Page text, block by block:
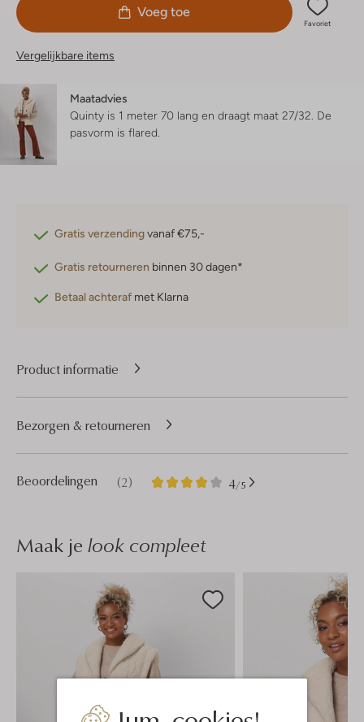
Voeg toe
Favoriet
Vergelijkbare items
Maatadvies
Quinty is 1 meter 70 lang en draagt maat 27/32. De
pasvorm is flared
Gratis verzendingvanaf €75,-
Gratis retourneren binnen 30 dagen*
Betaal achteraf met Klarna
Product informatie
Beoordelingen (2) 4/5
2
4
Bezorgen & retourneren
Maak je look compleet